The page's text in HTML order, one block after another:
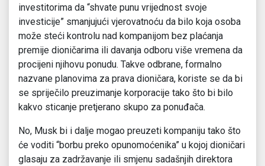
investitorima da “shvate punu vrijednost svoje
investicije” smanjujući vjerovatnoću da bilo koja osoba
može steći kontrolu nad kompanijom bez plaćanja
premije dioničarima ili davanja odboru više vremena da
procijeni njihovu ponudu. Takve odbrane, formalno
nazvane planovima za prava dioničara, koriste se da bi
se spriječilo preuzimanje korporacije tako što bi bilo
kakvo sticanje pretjerano skupo za ponuđača.
No, Musk bi i dalje mogao preuzeti kompaniju tako što
će voditi “borbu preko opunomoćenika” u kojoj dioničari
glasaju za zadržavanje ili smjenu sadašnjih direktora